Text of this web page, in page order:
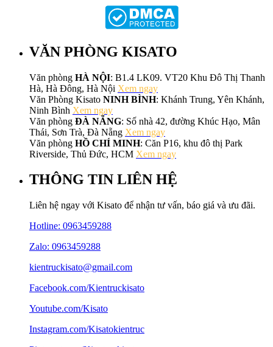
VĂN PHÒNG KISATO
Văn phòng HÀ NỘI: B1.4 LK09. VT20 Khu Đô Thị Thanh
Hà, Hà Đông, Hà Nội Xem ngay
Văn Phòng Kisato NINH BÌNH: Khánh Trung, Yên Khánh,
Ninh Bình Xem ngay
Văn phòng ĐÀ NẴNG: Số nhà 42, đường Khúc Hạo, Mân
Thái, Sơn Trà, Đà Nẵng Xem ngay
Văn phòng HỒ CHÍ MINH: Căn P16, khu đô thị Park
Riverside, Thủ Đức, HCM Xem ngay
THÔNG TIN LIÊN HỆ
Liên hệ ngay với Kisato để nhận tư vấn, báo giá và ưu đãi.
Hotline: 0963459288
Zalo: 0963459288
kientruckisato@gmail.com
Facebook.com/Kientruckisato
Youtube.com/Kisato
Instagram.com/Kisatokientruc